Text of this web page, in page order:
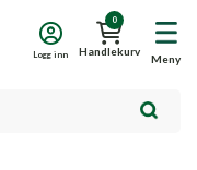
Meny
0
Handlekurv
Logg inn